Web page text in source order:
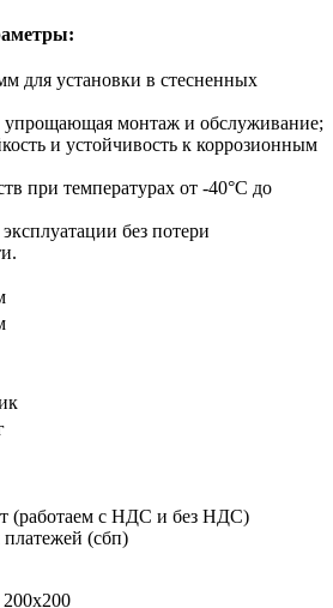
для установки в стесненных
упрощающая монтаж и обслуживание;
и устойчивость к коррозионным
при температурах от -40°C до
без потери
(работаем с НДС и без НДС)
(сбп)